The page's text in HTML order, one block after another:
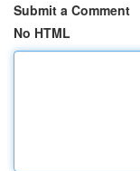
Submit a Comment
No HTML